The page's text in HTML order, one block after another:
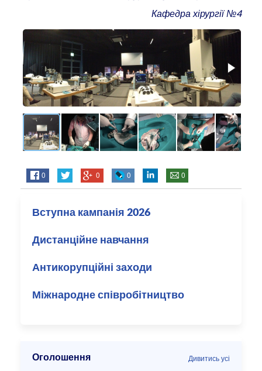
Кафедра хірургії №4
0 0 0 0
Вступна кампанія 2026
Дистанційне навчання
Антикорупційні заходи
Міжнародне співробітництво
Оголошення Дивитись усі